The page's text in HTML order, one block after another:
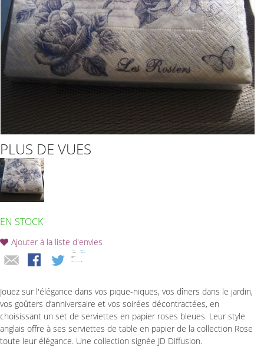
PLUS DE VUES
EN STOCK
Ajouter à la liste d'envies
Jouez sur l'élégance dans vos pique-niques, vos dîners dans le jardin,
vos goûters d’anniversaire et vos soirées décontractées, en
choisissant un set de serviettes en papier roses bleues. Leur style
anglais offre à ses serviettes de table en papier de la collection Rose
toute leur élégance. Une collection signée JD Diffusion.